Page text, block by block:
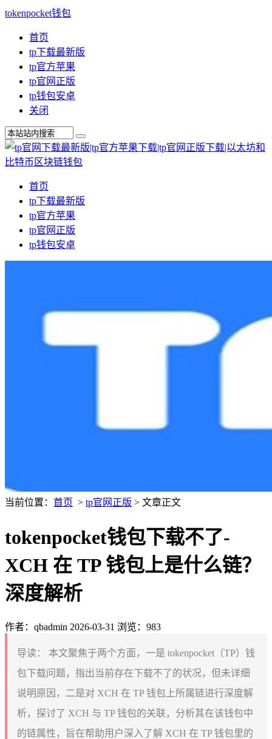
tokenpocket钱包
首页
tp下载最新版
tp官方苹果
tp官网正版
tp钱包安卓
关闭
首页
tp下载最新版
tp官方苹果
tp官网正版
tp钱包安卓
当前位置： 首页 > tp官网正版 > 文章正文
tokenpocket钱包下载不了-
XCH 在 TP 钱包上是什么链？
深度解析
作者：qbadmin 2026-03-31 浏览：983
导读：
本文聚焦于两个方面，一是 tokenpocket（TP）钱
包下载问题，指出当前存在下载不了的状况，但未详细
说明原因，二是对 XCH 在 TP 钱包上所属链进行深度解
析，探讨了 XCH 与 TP 钱包的关联，分析其在该钱包中
的链属性，旨在帮助用户深入了解 XCH 在 TP 钱包里的